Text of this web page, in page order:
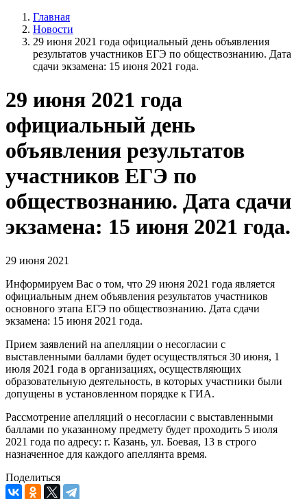
Главная
Новости
29 июня 2021 года официальный день объявления
результатов участников ЕГЭ по обществознанию. Дата
сдачи экзамена: 15 июня 2021 года.
29 июня 2021 года
официальный день
объявления результатов
участников ЕГЭ по
обществознанию. Дата сдачи
экзамена: 15 июня 2021 года.
29 июня 2021
Информируем Вас о том, что 29 июня 2021 года является
официальным днем объявления результатов участников
основного этапа ЕГЭ по обществознанию. Дата сдачи
экзамена: 15 июня 2021 года.
Прием заявлений на апелляции о несогласии с
выставленными баллами будет осуществляться 30 июня, 1
июля 2021 года в организациях, осуществляющих
образовательную деятельность, в которых участники были
допущены в установленном порядке к ГИА.
Рассмотрение апелляций о несогласии с выставленными
баллами по указанному предмету будет проходить 5 июля
2021 года по адресу: г. Казань, ул. Боевая, 13 в строго
назначенное для каждого апеллянта время.
Поделиться